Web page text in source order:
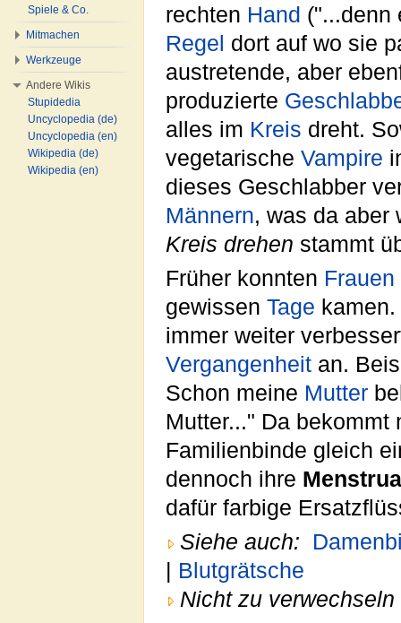
rechten Hand ("...denn
Regel dort auf wo sie
austretende, aber
produzierte
alles im Kreis dreht.
vegetarische Vampire
dieses Geschlabber
Männern, was da aber
Kreis drehen stammt
Früher konnten Frauen
gewissen Tage
immer weiter
Vergangenheit an.
Schon meine Mutter
Mutter..." Da bekommt
Familienbinde gleich
dennoch ihre
dafür farbige
Siehe auch:
Blutgrätsche
Nicht zu verwechseln
Spiele & Co.
Mitmachen
Werkzeuge
Andere Wikis
Stupidedia
Uncyclopedia (de)
Uncyclopedia (en)
Wikipedia (de)
Wikipedia (en)